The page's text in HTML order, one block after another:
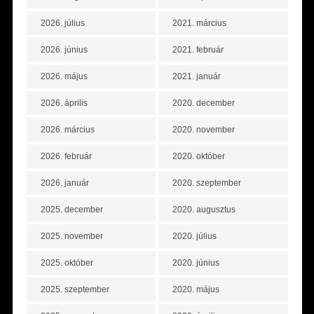
2026. július
2026. június
2026. május
2026. április
2026. március
2026. február
2026. január
2025. december
2025. november
2025. október
2025. szeptember
2021. március
2021. február
2021. január
2020. december
2020. november
2020. október
2020. szeptember
2020. augusztus
2020. július
2020. június
2020. május